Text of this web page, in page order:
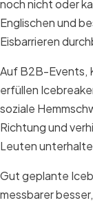
noch nicht oder
Englischen und
Eisbarrieren
Auf B2B-Events,
erfüllen
soziale
Richtung und
Leuten
Gut geplante
messbarer